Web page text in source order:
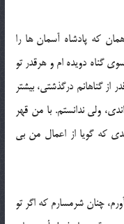
که پادشاه آسمان ها را
گناه دویده ام و هرقدر تو
از گناهانم درگذشتی، بیشتر
ولی ندانستم. با من قهر
که گویا از اعمال من بی
چنان شرمسارم که اگر تو